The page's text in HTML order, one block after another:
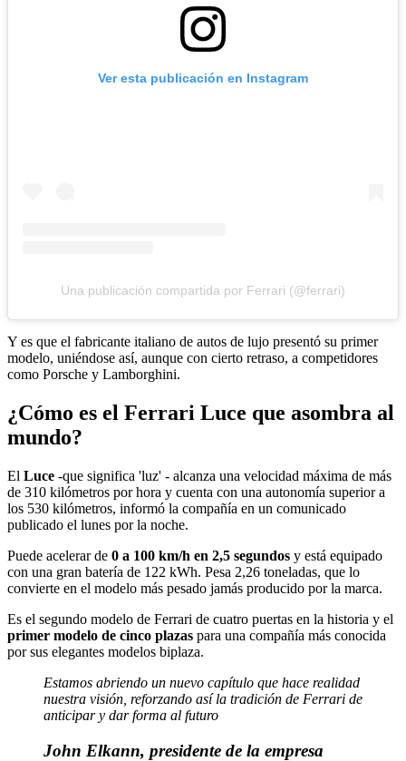
Ver esta publicación en Instagram
Una publicación compartida por Ferrari (@ferrari)
Y es que el fabricante italiano de autos de lujo presentó su primer
modelo, uniéndose así, aunque con cierto retraso, a competidores
como Porsche y Lamborghini.
¿Cómo es el Ferrari Luce que asombra al
mundo?
El Luce -que significa 'luz' - alcanza una velocidad máxima de más
de 310 kilómetros por hora y cuenta con una autonomía superior a
los 530 kilómetros, informó la compañía en un comunicado
publicado el lunes por la noche.
Puede acelerar de 0 a 100 km/h en 2,5 segundos y está equipado
con una gran batería de 122 kWh. Pesa 2,26 toneladas, que lo
convierte en el modelo más pesado jamás producido por la marca.
Es el segundo modelo de Ferrari de cuatro puertas en la historia y el
primer modelo de cinco plazas para una compañía más conocida
por sus elegantes modelos biplaza.
Estamos abriendo un nuevo capítulo que hace realidad
nuestra visión, reforzando así la tradición de Ferrari de
anticipar y dar forma al futuro
John Elkann, presidente de la empresa